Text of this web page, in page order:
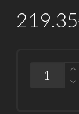
219.35